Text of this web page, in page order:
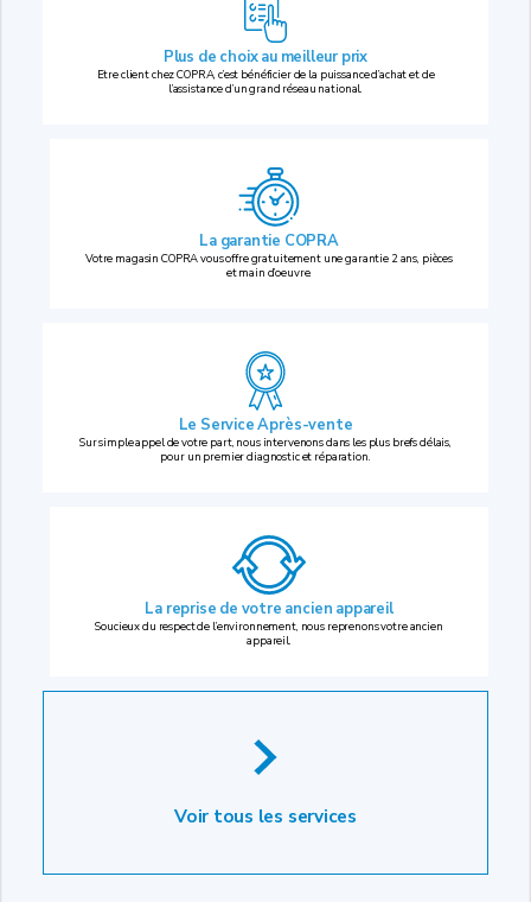
Plus de choix au meilleur prix
Etre client chez COPRA, c’est bénéficier de la puissance d’achat et de
l’assistance d’un grand réseau national.
La garantie COPRA
Votre magasin COPRA vous offre gratuitement une garantie 2 ans, pièces
et main d’oeuvre.
Le Service Après-vente
Sur simple appel de votre part, nous intervenons dans les plus brefs délais,
pour un premier diagnostic et réparation.
La reprise de votre ancien appareil
Soucieux du respect de l’environnement, nous reprenons votre ancien
appareil.
Voir tous les services